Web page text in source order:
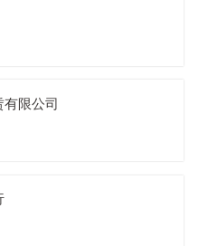
限公司